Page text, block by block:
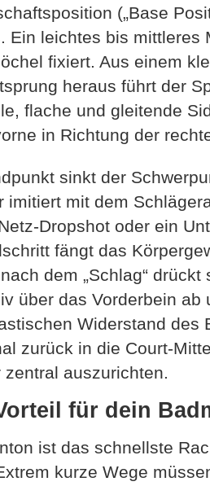
(„Base
Ein leichtes bis mittleres
fixiert. Aus einem
heraus führt der
flache und gleitende
in Richtung der
sinkt der
imitiert mit dem
Dropshot oder ein
fängt das
dem „Schlag“
über das Vorderbein ab
Widerstand des
zurück in die Court-
zentral auszurichten.
für dein
ist das schnellste
kurze Wege